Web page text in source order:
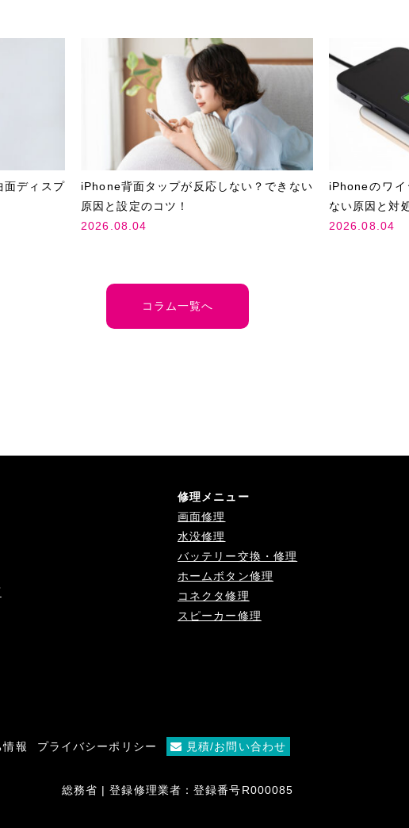
面ディスプ
iPhone背面タップが反応しない？できない
原因と設定のコツ！
2026.08.04
iPhoneのワイ
ない原因と対
2026.08.04
コラム一覧へ
修理メニュー
画面修理
水没修理
バッテリー交換・修理
ホームボタン修理
コネクタ修理
スピーカー修理
情報 プライバシーポリシー 見積/お問い合わせ
総務省 | 登録修理業者：登録番号R000085